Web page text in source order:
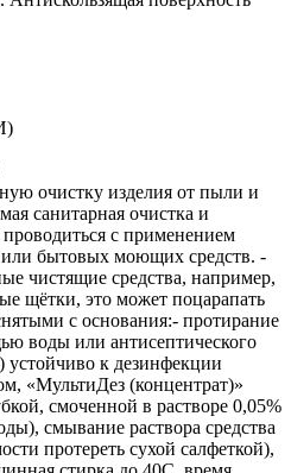
очистку изделия от пыли и
санитарная очистка и
с применением
или бытовых моющих средств. -
чистящие средства, например,
щётки, это может поцарапать
с основания:- протирание
воды или антисептического
устойчиво к дезинфекции
«МультиДез (концентрат)»
смоченной в растворе 0,05%
смывание раствора средства
протереть сухой салфеткой),